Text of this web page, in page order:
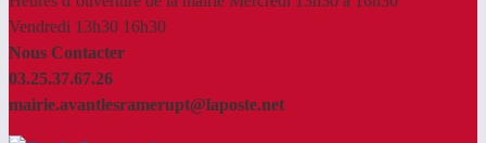
Vendredi 13h30 16h30
Nous Contacter
03.25.37.67.26
mairie.avantlesramerupt@laposte.net